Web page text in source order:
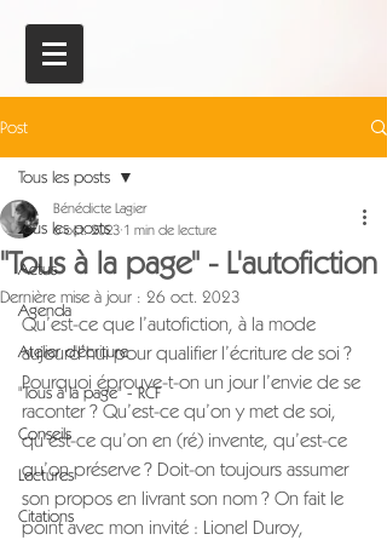
Post
Tous les posts
Actus
Agenda
Atelier d'écriture
"Tous à la page" - RCF
Conseils
Lectures
Citations
Tous les posts
"Tous à la page" - L'autofiction
Bénédicte Lagier
6 oct. 2023 1 min de lecture
Dernière mise à jour : 26 oct. 2023
Qu’est-ce que l’autofiction, à la mode
aujourd’hui pour qualifier l’écriture de soi ?
Pourquoi éprouve-t-on un jour l’envie de se
raconter ? Qu’est-ce qu’on y met de soi,
qu’est-ce qu’on en (ré) invente, qu’est-ce
qu’on préserve ? Doit-on toujours assumer
son propos en livrant son nom ? On fait le
point avec mon invité : Lionel Duroy,